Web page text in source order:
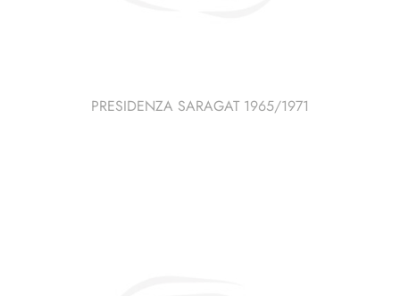
PRESIDENZA SARAGAT 1965/1971